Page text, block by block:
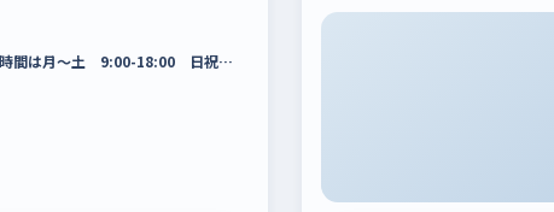
時間は月～土 9:00-18:00 日祝…